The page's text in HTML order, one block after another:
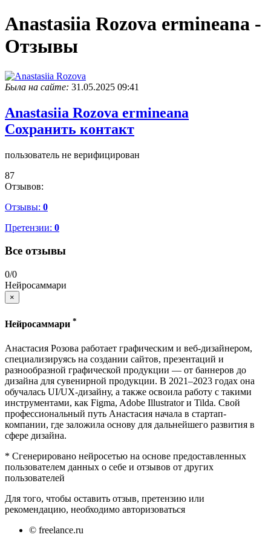
Anastasiia Rozova ermineana -
Отзывы
Была на сайте: 31.05.2025 09:41
Anastasiia Rozova ermineana
Сохранить контакт
пользователь не верифицирован
87
Отзывов:
Отзывы: 0
Претензии: 0
Все отзывы
0/0
Нейросаммари
×
Нейросаммари *
Анастасия Розова работает графическим и веб-дизайнером,
специализируясь на создании сайтов, презентаций и
разнообразной графической продукции — от баннеров до
дизайна для сувенирной продукции. В 2021–2023 годах она
обучалась UI/UX-дизайну, а также освоила работу с такими
инструментами, как Figma, Adobe Illustrator и Tilda. Свой
профессиональный путь Анастасия начала в стартап-
компании, где заложила основу для дальнейшего развития в
сфере дизайна.
* Сгенерировано нейросетью на основе предоставленных
пользователем данных о себе и отзывов от других
пользователей
Для того, чтобы оставить отзыв, претензию или
рекомендацию, необходимо авторизоваться
© freelance.ru